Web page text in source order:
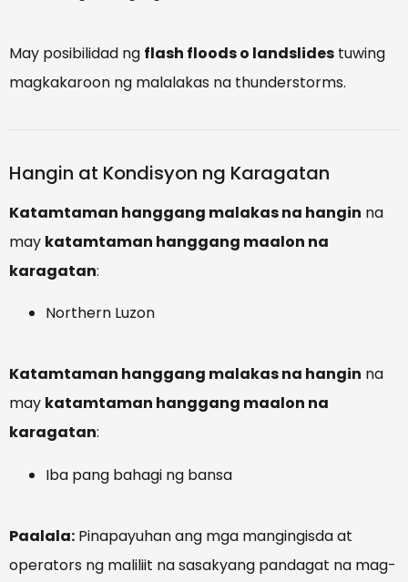
May posibilidad ng flash floods o landslides tuwing
magkakaroon ng malalakas na thunderstorms.
Hangin at Kondisyon ng Karagatan
Katamtaman hanggang malakas na hangin na
may katamtaman hanggang maalon na
karagatan:
Northern Luzon
Katamtaman hanggang malakas na hangin na
may katamtaman hanggang maalon na
karagatan:
Iba pang bahagi ng bansa
Paalala: Pinapayuhan ang mga mangingisda at
operators ng maliliit na sasakyang pandagat na mag-